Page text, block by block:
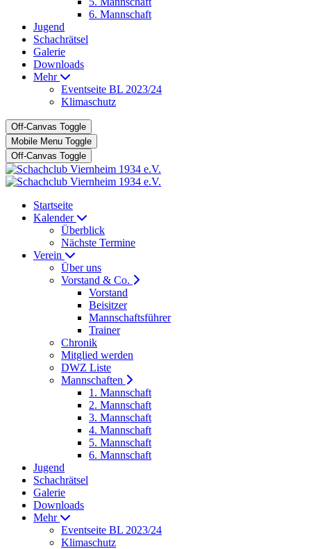
6. Mannschaft
Jugend
Schachrätsel
Galerie
Downloads
Mehr
Eventseite BL 2023/24
Klimaschutz
Off-Canvas Toggle
Mobile Menu Toggle
Off-Canvas Toggle
Startseite
Kalender
Überblick
Nächste Termine
Verein
Über uns
Vorstand & Co.
Vorstand
Beisitzer
Mannschaftsführer
Trainer
Chronik
Mitglied werden
DWZ Liste
Mannschaften
1. Mannschaft
2. Mannschaft
3. Mannschaft
4. Mannschaft
5. Mannschaft
6. Mannschaft
Jugend
Schachrätsel
Galerie
Downloads
Mehr
Eventseite BL 2023/24
Klimaschutz